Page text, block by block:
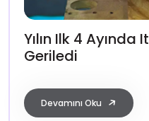
Yılın Ilk 4
Geriledi
Devamını Oku